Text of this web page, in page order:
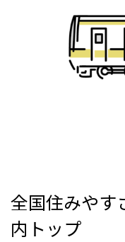
全国住みやす
内トップ